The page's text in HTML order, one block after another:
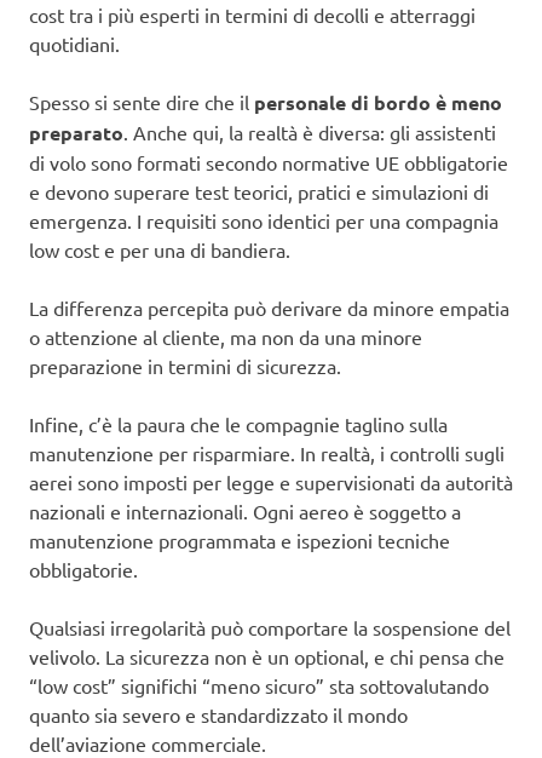
cost tra i più esperti in termini di decolli e atterraggi
quotidiani.
Spesso si sente dire che il personale di bordo è meno
preparato. Anche qui, la realtà è diversa: gli assistenti
di volo sono formati secondo normative UE obbligatorie
e devono superare test teorici, pratici e simulazioni di
emergenza. I requisiti sono identici per una compagnia
low cost e per una di bandiera.
La differenza percepita può derivare da minore empatia
o attenzione al cliente, ma non da una minore
preparazione in termini di sicurezza.
Infine, c’è la paura che le compagnie taglino sulla
manutenzione per risparmiare. In realtà, i controlli sugli
aerei sono imposti per legge e supervisionati da autorità
nazionali e internazionali. Ogni aereo è soggetto a
manutenzione programmata e ispezioni tecniche
obbligatorie.
Qualsiasi irregolarità può comportare la sospensione del
velivolo. La sicurezza non è un optional, e chi pensa che
“low cost” significhi “meno sicuro” sta sottovalutando
quanto sia severo e standardizzato il mondo
dell’aviazione commerciale.